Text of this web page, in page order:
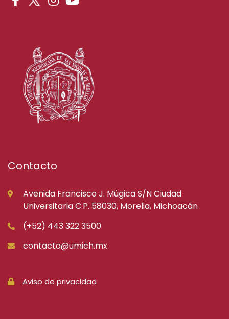
Contacto
Avenida Francisco J. Múgica S/N Ciudad
Universitaria C.P. 58030, Morelia, Michoacán
(+52) 443 322 3500
contacto@umich.mx
Aviso de privacidad